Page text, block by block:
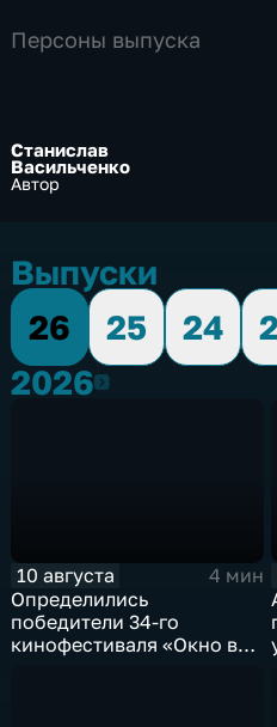
Персоны выпуска
Станислав
Васильченко
Автор
Выпуски
26
25 24
20262026
10 августа
4 мин
Определились
победители 34-го
кинофестиваля «Окно в